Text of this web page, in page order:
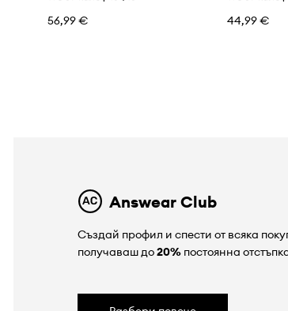
56,99 € 44,99 €
Answear Club
Създай профил и спести от всяка
получаваш до20%постоянна